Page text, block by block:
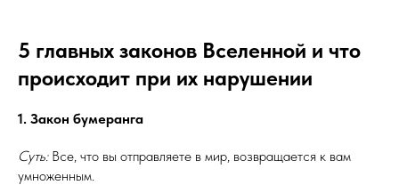
5 главных законов Вселенной и что
происходит при их нарушении
1. Закон бумеранга
Суть:Все, что вы отправляете в мир, возвращается к вам
умноженным.